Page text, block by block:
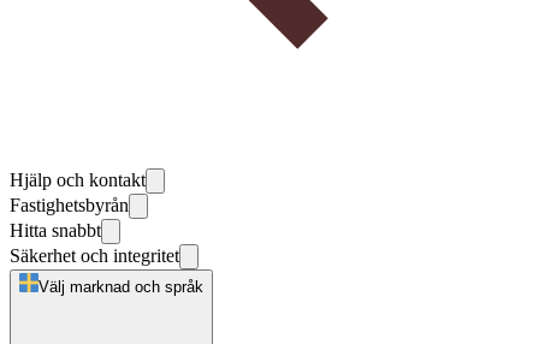
Hjälp och kontakt
Fastighetsbyrån
Hitta snabbt
Säkerhet och integritet
Välj marknad och språk